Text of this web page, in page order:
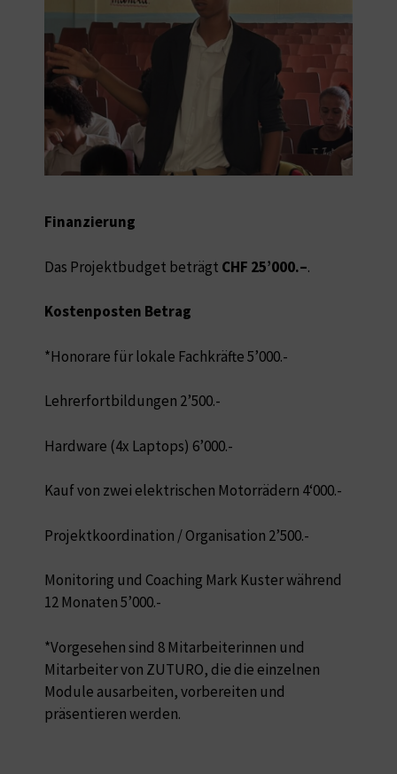
Finanzierung
Das Projektbudget beträgt CHF 25’000.–.
Kostenposten Betrag
*Honorare für lokale Fachkräfte 5’000.-
Lehrerfortbildungen 2’500.-
Hardware (4x Laptops) 6’000.-
Kauf von zwei elektrischen Motorrädern 4‘000.-
Projektkoordination / Organisation 2’500.-
Monitoring und Coaching Mark Kuster während
12 Monaten 5’000.-
*Vorgesehen sind 8 Mitarbeiterinnen und
Mitarbeiter von ZUTURO, die die einzelnen
Module ausarbeiten, vorbereiten und
präsentieren werden.